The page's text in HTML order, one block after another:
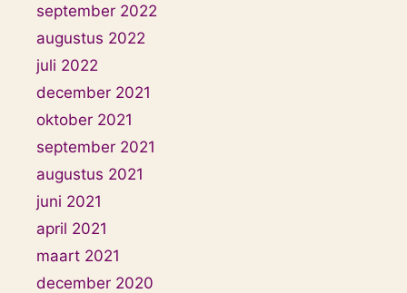
september 2022
augustus 2022
juli 2022
december 2021
oktober 2021
september 2021
augustus 2021
juni 2021
april 2021
maart 2021
december 2020